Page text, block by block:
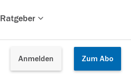
Ratgeber
Anmelden Zum Abo